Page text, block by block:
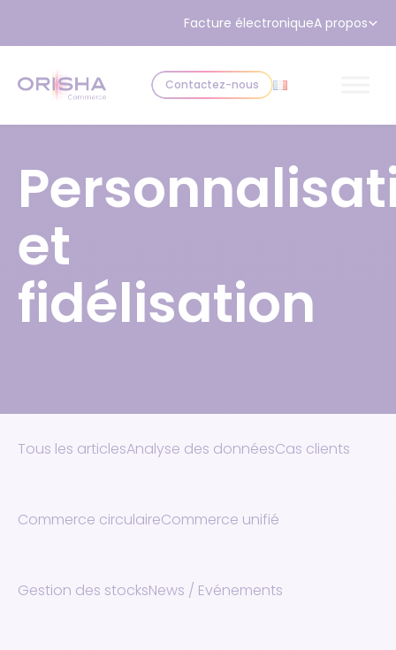
Facture électroniqueA propos
Contactez-nous
et
fidélisation
Tous les articlesAnalyse des donnéesCas clients
Commerce circulaireCommerce unifié
Gestion des stocksNews / Evénements